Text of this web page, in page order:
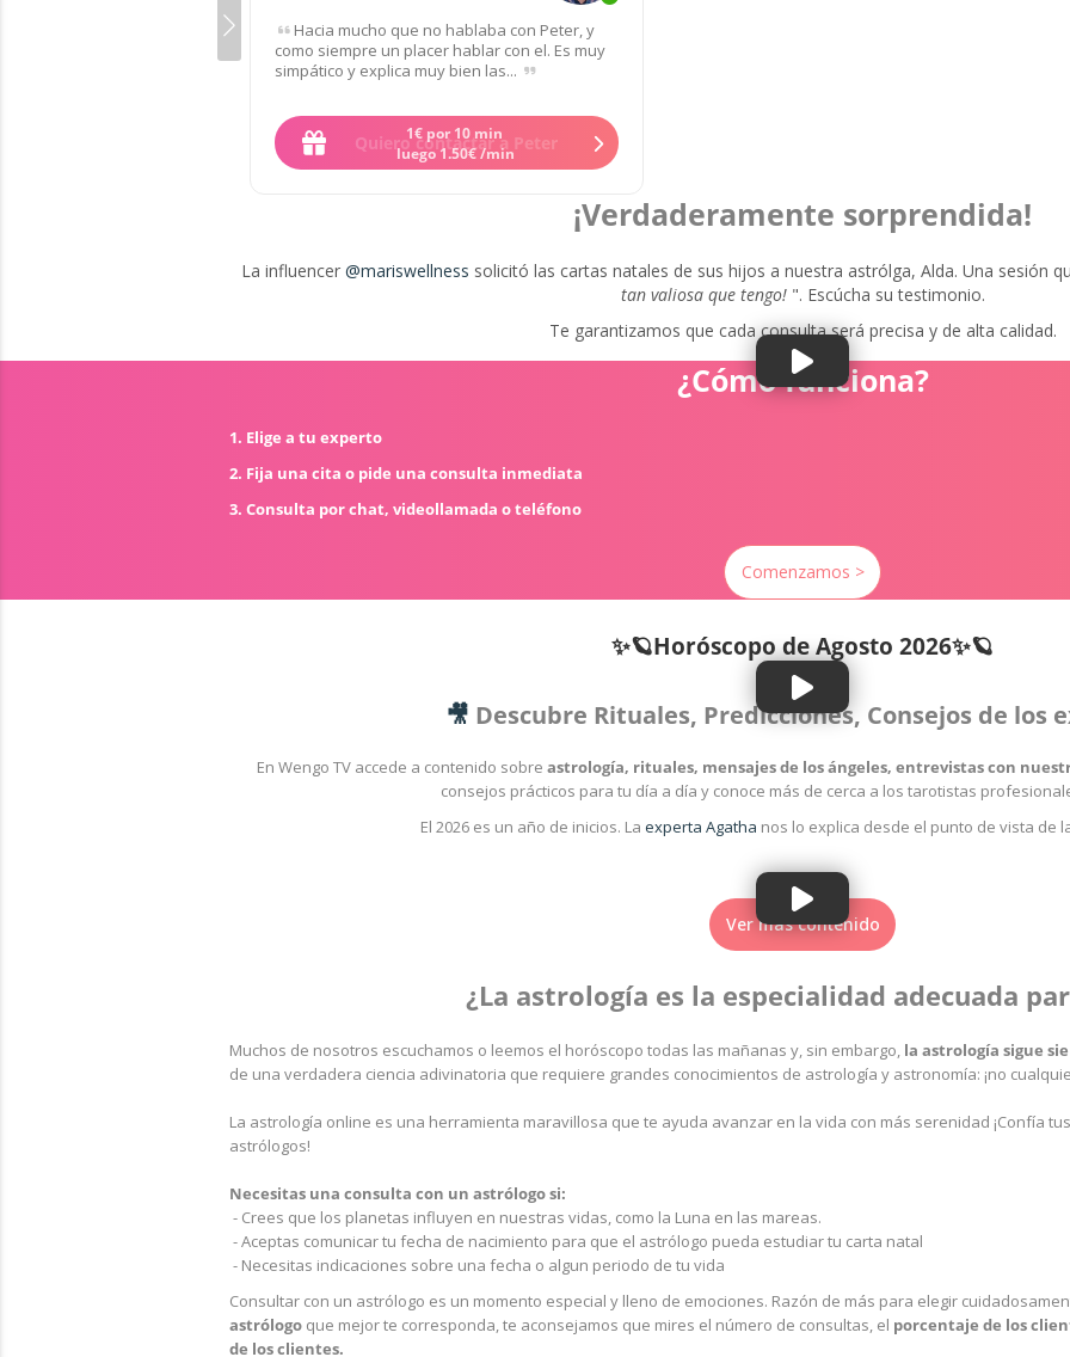
Hacia mucho que no hablaba con Peter, y
como siempre un placer hablar con el. Es muy
simpático y explica muy bien las...
Quiero contactar a Peter
¡Verdaderamente sorprendida!
La influencer @mariswellness solicitó las cartas natales de sus hijos a nuestra astrólga, Alda. Una sesión
tan valiosa que tengo!". Escúcha su testimonio.
Te garantizamos que cada consulta será precisa y de alta calidad.
¿Cómo funciona?
1. Elige a tu experto
2. Fija una cita o pide una consulta inmediata
3. Consulta por chat, videollamada o teléfono
Comenzamos >
✨🪐Horóscopo deAgosto 2026✨🪐
🎥 Descubre Rituales, Predicciones, Consejos de los
En Wengo TV accede a contenido sobre astrología, rituales, mensajes de los ángeles, entrevistas con
consejos prácticos para tu día a día y conoce más de cerca a los tarotistas
El 2026 es un año de inicios. La experta Agatha nos lo explica desde el punto de vista de
Ver más contenido
¿La astrología es la especialidad adecuada
Muchos de nosotros escuchamos o leemos el horóscopo todas las mañanas y, sin embargo, la astrología sigue
de una verdadera ciencia adivinatoria que requiere grandes conocimientos de astrología y astronomía: ¡no
La astrología online es una herramienta maravillosa que te ayuda avanzar en la vida con más serenidad ¡Confía
astrólogos!
Necesitas una consulta con un astrólogo si:
- Crees que los planetas influyen en nuestras vidas, como la Luna en las mareas.
- Aceptas comunicar tu fecha de nacimiento para que el astrólogo pueda estudiar tu carta natal
- Necesitas indicaciones sobre una fecha o algun periodo de tu vida
Consultar con un astrólogo es un momento especial y lleno de emociones. Razón de más para elegir
astrólogo que mejor te corresponda, te aconsejamos que mires el número de consultas, el porcentaje de los
de los clientes.